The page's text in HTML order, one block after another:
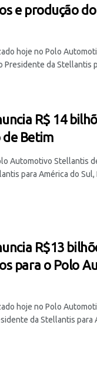
e produção
hoje no Polo
Presidente da Stellantis
R$ 14
Betim
Automotivo Stellantis
para América do Sul,
R$13
para o Polo
hoje no Polo
da Stellantis para